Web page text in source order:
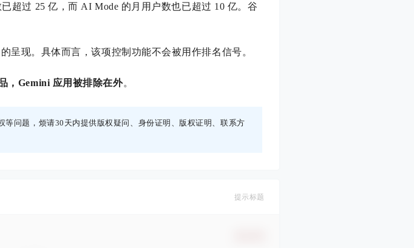
超过 25 亿，而 AI Mode 的月用户数也已超过 10 亿。谷
呈现。具体而言，该项控制功能不会被用作排名信号。
，Gemini 应用被排除在外。
问题，烦请30天内提供版权疑问、身份证明、版权证明、联系方
提示标题